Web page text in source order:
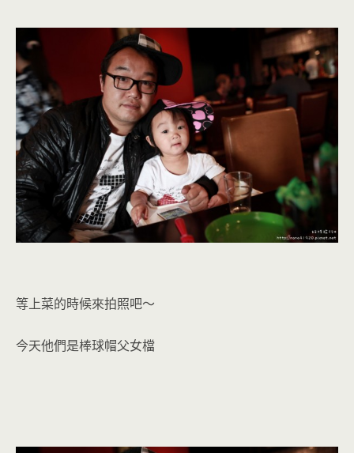
等上菜的時候來拍照吧～
今天他們是棒球帽父女檔